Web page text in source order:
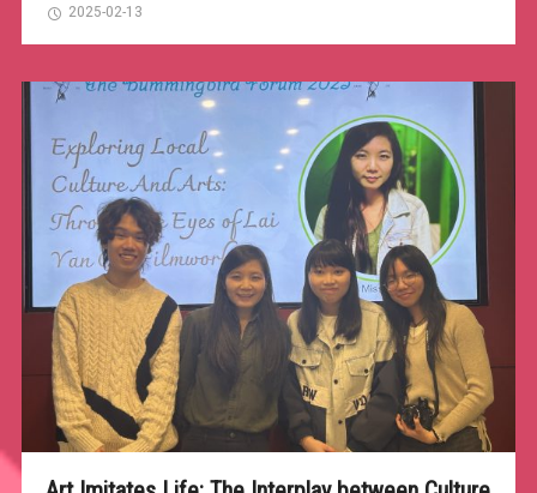
2025-02-13